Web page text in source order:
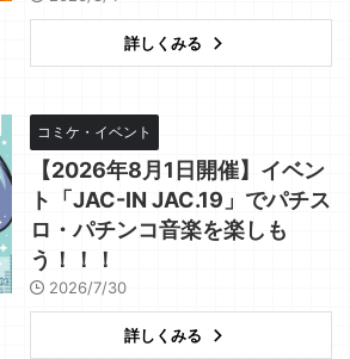
詳しくみる
コミケ・イベント
【2026年8月1日開催】イベン
ト「JAC-IN JAC.19」でパチス
ロ・パチンコ音楽を楽しも
う！！！
2026/7/30
詳しくみる